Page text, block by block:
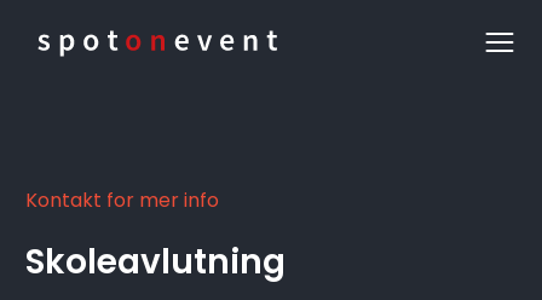
Kontakt for mer info
Skoleavlutning